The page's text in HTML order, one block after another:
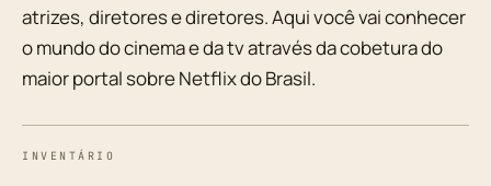
atrizes, diretores e diretores. Aqui você vai conhecer
o mundo do cinema e da tv através da cobetura do
maior portal sobre Netflix do Brasil.
INVENTÁRIO